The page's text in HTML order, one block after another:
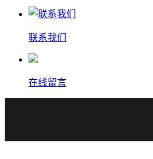
联系我们
在线留言